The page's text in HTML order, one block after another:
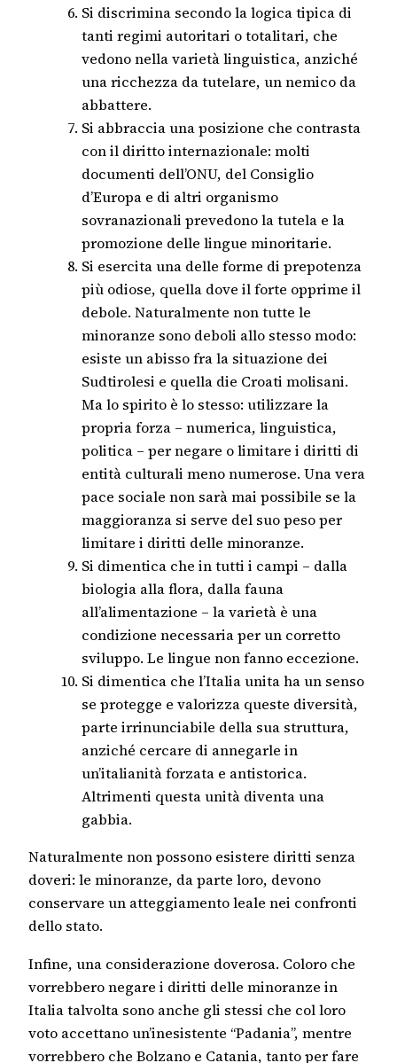
Si discrimina secondo la logica tipica di
tanti regimi autoritari o totalitari, che
vedono nella varietà linguistica, anziché
una ricchezza da tutelare, un nemico da
abbattere.
Si abbraccia una posizione che contrasta
con il diritto internazionale: molti
documenti dell’ONU, del Consiglio
d’Europa e di altri organismo
sovranazionali prevedono la tutela e la
promozione delle lingue minoritarie.
Si esercita una delle forme di prepotenza
più odiose, quella dove il forte opprime il
debole. Naturalmente non tutte le
minoranze sono deboli allo stesso modo:
esiste un abisso fra la situazione dei
Sudtirolesi e quella die Croati molisani.
Ma lo spirito è lo stesso: utilizzare la
propria forza – numerica, linguistica,
politica – per negare o limitare i diritti di
entità culturali meno numerose. Una vera
pace sociale non sarà mai possibile se la
maggioranza si serve del suo peso per
limitare i diritti delle minoranze.
Si dimentica che in tutti i campi – dalla
biologia alla flora, dalla fauna
all’alimentazione – la varietà è una
condizione necessaria per un corretto
sviluppo. Le lingue non fanno eccezione.
Si dimentica che l’Italia unita ha un senso
se protegge e valorizza queste diversità,
parte irrinunciabile della sua struttura,
anziché cercare di annegarle in
un’italianità forzata e antistorica.
Altrimenti questa unità diventa una
gabbia.
Naturalmente non possono esistere diritti senza
doveri: le minoranze, da parte loro, devono
conservare un atteggiamento leale nei confronti
dello stato.
Infine, una considerazione doverosa. Coloro che
vorrebbero negare i diritti delle minoranze in
Italia talvolta sono anche gli stessi che col loro
voto accettano un’inesistente “Padania”, mentre
vorrebbero che Bolzano e Catania, tanto per fare